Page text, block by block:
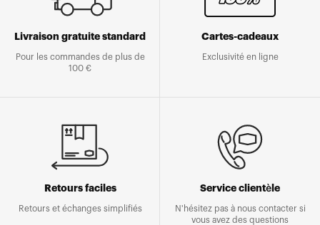
Livraison gratuite standard
Pour les commandes de plus de
100 €
Cartes-cadeaux
Exclusivité en ligne
Retours faciles
Retours et échanges simplifiés
Service clientèle
N'hésitez pas à nous contacter si
vous avez des questions